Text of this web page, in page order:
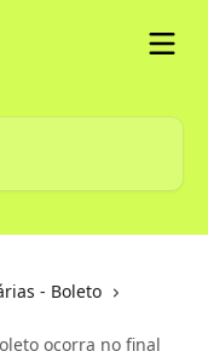
- Boleto
ocorra no final